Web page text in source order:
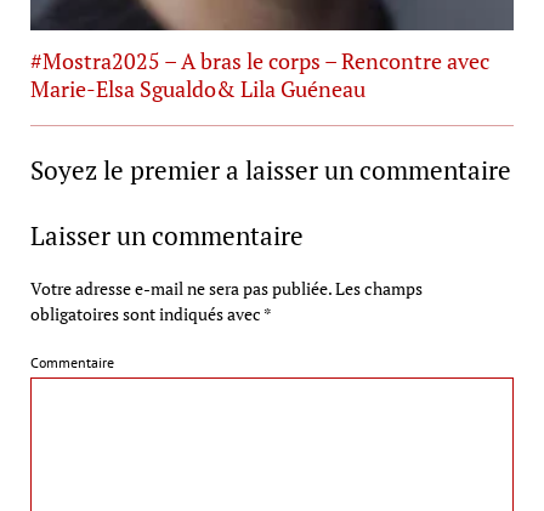
#Mostra2025 – A bras le corps – Rencontre avec
Marie-Elsa Sgualdo& Lila Guéneau
Soyez le premier a laisser un commentaire
Laisser un commentaire
Votre adresse e-mail ne sera pas publiée.Les champs
obligatoires sont indiqués avec *
Commentaire